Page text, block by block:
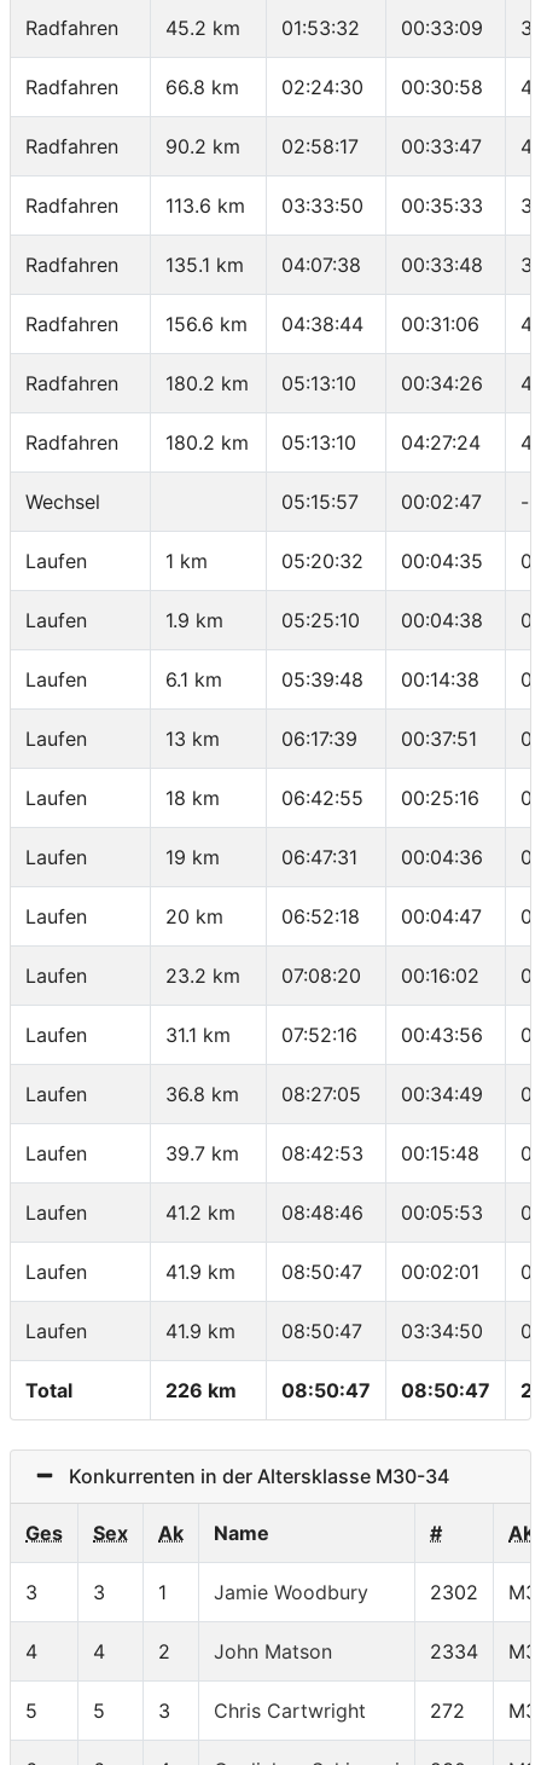
Radfahren 45.2 km 01:53:32 00:33:09
Radfahren 66.8 km 02:24:30 00:30:58
Radfahren 90.2 km 02:58:17 00:33:47
Radfahren 113.6 km 03:33:50 00:35:33
Radfahren 135.1 km 04:07:38 00:33:48
Radfahren 156.6 km 04:38:44 00:31:06
Radfahren 180.2 km 05:13:10 00:34:26
Radfahren 180.2 km 05:13:10 04:27:24
Wechsel 05:15:57 00:02:47 -
Laufen 1 km 05:20:32 00:04:35
Laufen 1.9 km 05:25:10 00:04:38
Laufen 6.1 km 05:39:48 00:14:38
Laufen 13 km 06:17:39 00:37:51
Laufen 18 km 06:42:55 00:25:16
Laufen 19 km 06:47:31 00:04:36
Laufen 20 km 06:52:18 00:04:47
Laufen 23.2 km 07:08:20 00:16:02
Laufen 31.1 km 07:52:16 00:43:56
Laufen 36.8 km 08:27:05 00:34:49
Laufen 39.7 km 08:42:53 00:15:48
Laufen 41.2 km 08:48:46 00:05:53
Laufen 41.9 km 08:50:47 00:02:01
Laufen 41.9 km 08:50:47 03:34:50
Total 226 km 08:50:47 08:50:47
Konkurrenten in der Altersklasse M30-34
Ges Sex Ak Name # AK
3 3 1 Jamie Woodbury 2302
4 4 2 John Matson 2334
5 5 3 Chris Cartwright 272